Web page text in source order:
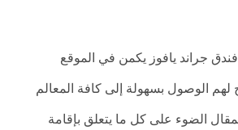
جراند يافوز يكمن في الموقع
لهم الوصول بسهولة إلى كافة المعالم
الضوء على كل ما يتعلق بإقامة